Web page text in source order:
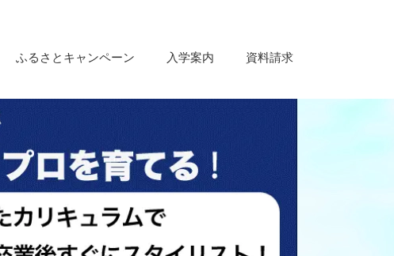
ふるさとキャンペーン 入学案内 資料請求